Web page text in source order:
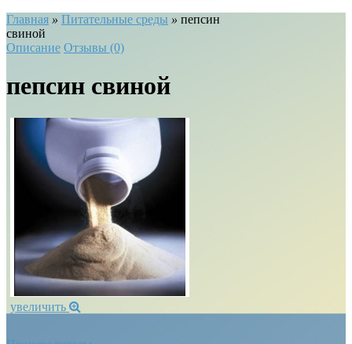
Главная » Питательные среды » пепсин
свиной
Описание Отзывы (0)
пепсин свиной
увеличить